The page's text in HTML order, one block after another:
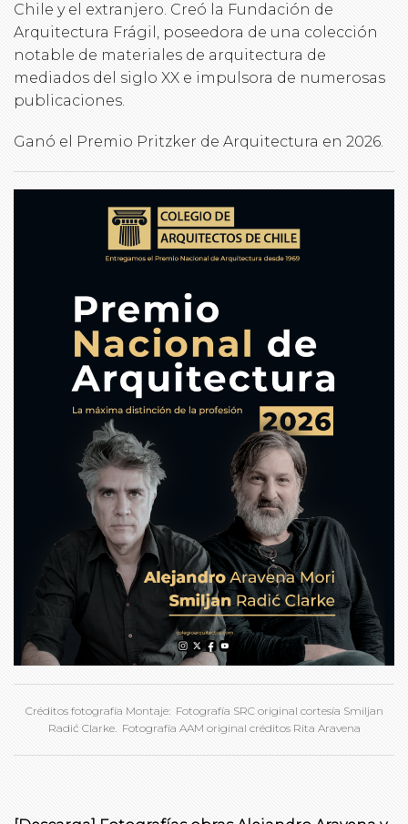
Chile y el extranjero. Creó la Fundación de
Arquitectura Frágil, poseedora de una colección
notable de materiales de arquitectura de
mediados del siglo XX e impulsora de numerosas
publicaciones.
Ganó el Premio Pritzker de Arquitectura en 2026.
Créditos fotografía Montaje: Fotografía SRC original cortesía Smiljan
Radić Clarke. Fotografía AAM original créditos Rita Aravena